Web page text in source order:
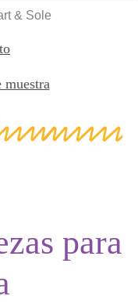
& Sole
muestra
para